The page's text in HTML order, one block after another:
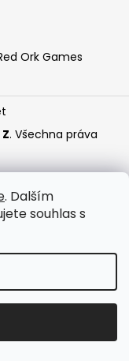
. Dalším
souhlas s
Ork Games
. Všechna práva